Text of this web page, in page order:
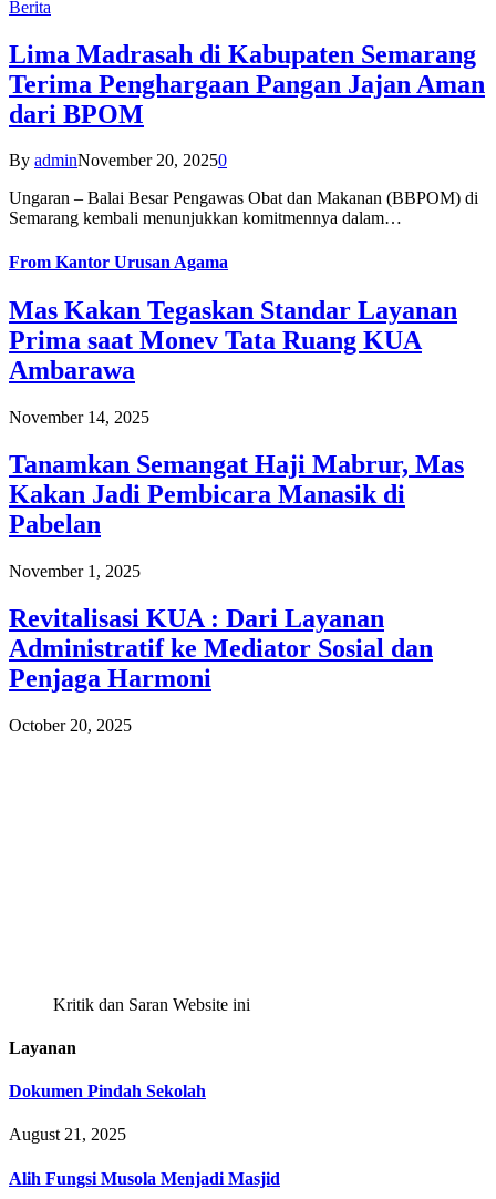
Berita
Lima Madrasah di Kabupaten Semarang
Terima Penghargaan Pangan Jajan Aman
dari BPOM
By adminNovember 20, 20250
Ungaran – Balai Besar Pengawas Obat dan Makanan (BBPOM) di
Semarang kembali menunjukkan komitmennya dalam…
From Kantor Urusan Agama
Mas Kakan Tegaskan Standar Layanan
Prima saat Monev Tata Ruang KUA
Ambarawa
November 14, 2025
Tanamkan Semangat Haji Mabrur, Mas
Kakan Jadi Pembicara Manasik di
Pabelan
November 1, 2025
Revitalisasi KUA : Dari Layanan
Administratif ke Mediator Sosial dan
Penjaga Harmoni
October 20, 2025
Kritik dan Saran Website ini
Layanan
Dokumen Pindah Sekolah
August 21, 2025
Alih Fungsi Musola Menjadi Masjid